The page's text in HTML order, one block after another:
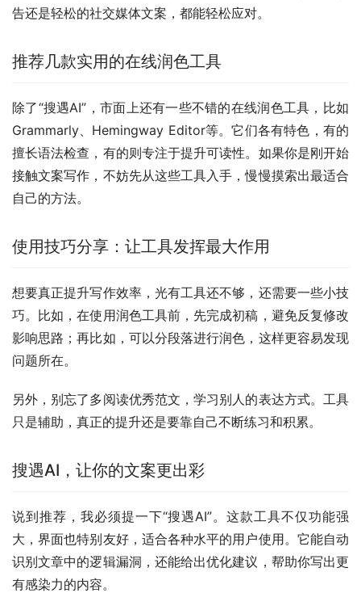
告还是轻松的社交媒体文案，都能轻松应对。
推荐几款实用的在线润色工具
除了“搜遇AI”，市面上还有一些不错的在线润色工具，比如
Grammarly、Hemingway Editor等。它们各有特色，有的
擅长语法检查，有的则专注于提升可读性。如果你是刚开始
接触文案写作，不妨先从这些工具入手，慢慢摸索出最适合
自己的方法。
使用技巧分享：让工具发挥最大作用
想要真正提升写作效率，光有工具还不够，还需要一些小技
巧。比如，在使用润色工具前，先完成初稿，避免反复修改
影响思路；再比如，可以分段落进行润色，这样更容易发现
问题所在。
另外，别忘了多阅读优秀范文，学习别人的表达方式。工具
只是辅助，真正的提升还是要靠自己不断练习和积累。
搜遇AI，让你的文案更出彩
说到推荐，我必须提一下“搜遇AI”。这款工具不仅功能强
大，界面也特别友好，适合各种水平的用户使用。它能自动
识别文章中的逻辑漏洞，还能给出优化建议，帮助你写出更
有感染力的内容。